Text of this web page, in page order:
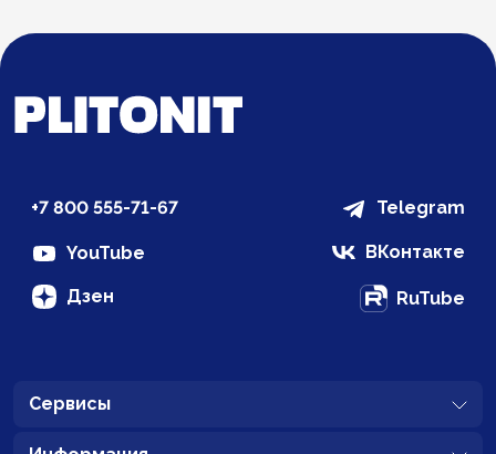
+7 800 555-71-67 Telegram
YouTube ВКонтакте
Дзен RuTube
Сервисы